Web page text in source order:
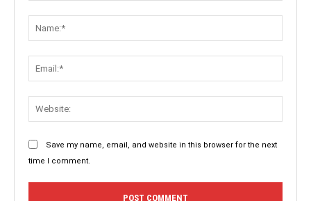
Save my name, email, and website in this browser for the next
time I comment.